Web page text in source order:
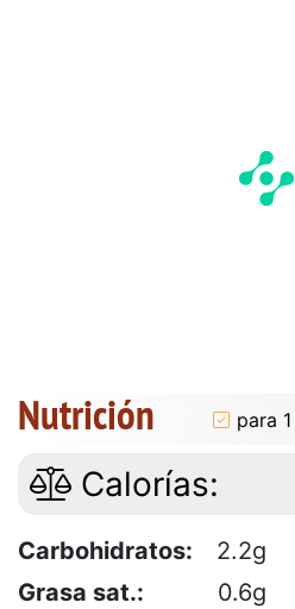
Nutrición para
Calorías:
Carbohidratos: 2.2g
Grasa sat.:
0.6g